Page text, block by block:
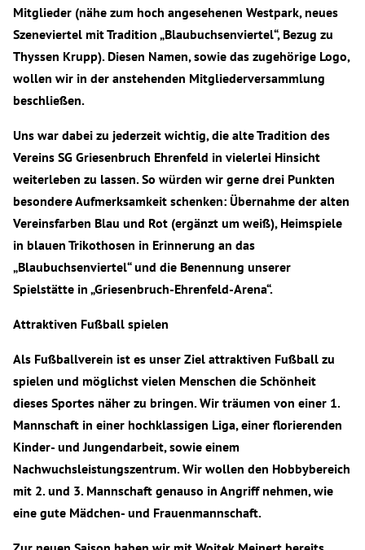
Mitglieder (nähe zum hoch angesehenen Westpark, neues
Szeneviertel mit Tradition „Blaubuchsenviertel“, Bezug zu
Thyssen Krupp). Diesen Namen, sowie das zugehörige Logo,
wollen wir in der anstehenden Mitgliederversammlung
beschließen.
Uns war dabei zu jederzeit wichtig, die alte Tradition des
Vereins SG Griesenbruch Ehrenfeld in vielerlei Hinsicht
weiterleben zu lassen. So würden wir gerne drei Punkten
besondere Aufmerksamkeit schenken: Übernahme der alten
Vereinsfarben Blau und Rot (ergänzt um weiß), Heimspiele
in blauen Trikothosen in Erinnerung an das
„Blaubuchsenviertel“ und die Benennung unserer
Spielstätte in „Griesenbruch-Ehrenfeld-Arena“.
Attraktiven Fußball spielen
Als Fußballverein ist es unser Ziel attraktiven Fußball zu
spielen und möglichst vielen Menschen die Schönheit
dieses Sportes näher zu bringen. Wir träumen von einer 1.
Mannschaft in einer hochklassigen Liga, einer florierenden
Kinder- und Jungendarbeit, sowie einem
Nachwuchsleistungszentrum. Wir wollen den Hobbybereich
mit 2. und 3. Mannschaft genauso in Angriff nehmen, wie
eine gute Mädchen- und Frauenmannschaft.